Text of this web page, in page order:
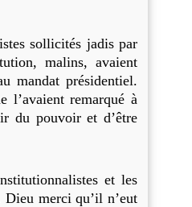
sollicités jadis par
malins, avaient
mandat présidentiel.
l’avaient remarqué à
du pouvoir et d’être
et les
merci qu’il n’eut